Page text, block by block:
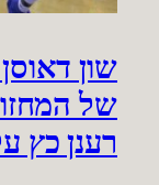
שון
של
רענן כץ על